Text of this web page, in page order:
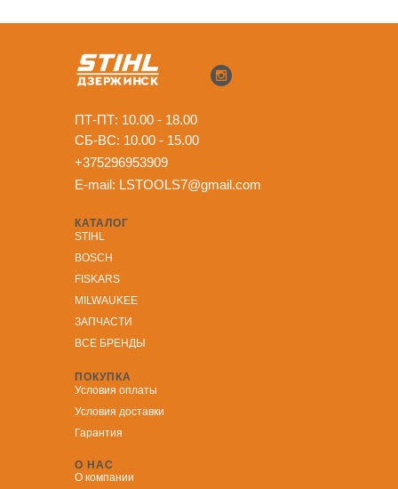
КАТАЛОГ
STIHL
BOSCH
FISKARS
MILWAUKEE
ЗАПЧАСТИ
ВСЕ БРЕНДЫ
ПОКУПКА
Условия оплаты
Условия доставки
Гарантия
О НАС
О компании
ПТ-ПТ: 10.00 - 18.00
СБ-ВС: 10.00 - 15.00
+375296953909
E-mail: LSTOOLS7@gmail.com